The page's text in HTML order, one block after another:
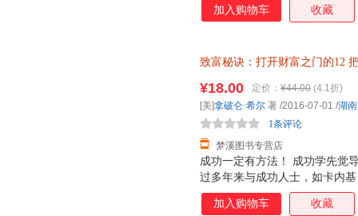
的致富智慧和经验，就能获得
纪创业者及期待财富增值者阅
加入购物车 收藏
致富秘诀：打开财富之门的12
成功一定有方法！ 成功学先觉
过多年来与成功人士，如卡内
想要成功或实现致富，只需要
智慧和经验，就能获得开启12
¥18.00 定价： ¥44.00 (4.1折)
梦溪图书专营店
1条评论
[美]拿破仑·希尔 著 /2016-07-01 /湖
加入购物车 收藏